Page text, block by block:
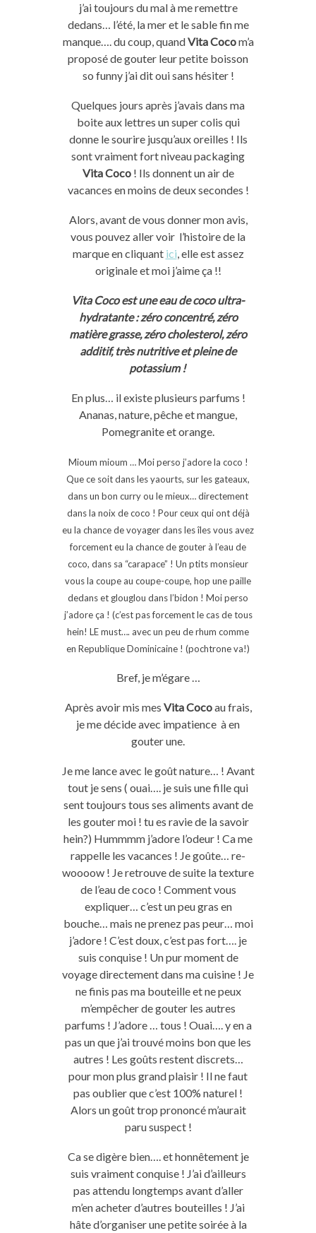
j’ai toujours du mal à me remettre
dedans… l’été, la mer et le sable fin me
manque…. du coup, quandVita Cocom’a
proposé de gouter leur petite boisson
so funny j’ai dit oui sans hésiter !
Quelques jours après j’avais dans ma
boite aux lettres un super colis qui
donne le sourire jusqu’aux oreilles ! Ils
sont vraiment fort niveau packaging
Vita Coco! Ils donnent un air de
vacances en moins de deux secondes !
Alors, avant de vous donner mon avis,
vous pouvez aller voir l’histoire de la
marque en cliquant ici, elle est assez
originale et moi j’aime ça !!
Vita Coco est une eau de coco ultra-
hydratante : zéro concentré, zéro
matière grasse, zéro cholesterol, zéro
additif, très nutritive et pleine de
potassium !
En plus… il existe plusieurs parfums !
Ananas, nature, pêche et mangue,
Pomegranite et orange.
Mioum mioum … Moi perso j’adore la coco !
Que ce soit dans les yaourts, sur les gateaux,
dans un bon curry ou le mieux… directement
dans la noix de coco ! Pour ceux qui ont déjà
eu la chance de voyager dans les îles vous avez
forcement eu la chance de gouter à l’eau de
coco, dans sa “carapace” ! Un ptits monsieur
vous la coupe au coupe-coupe, hop une paille
dedans et glouglou dans l’bidon ! Moi perso
j’adore ça ! (c’est pas forcement le cas de tous
hein! LE must…. avec un peu de rhum comme
en Republique Dominicaine ! (pochtrone va!)
Bref, je m’égare …
Après avoir mis mes Vita Cocoau frais,
je me décide avec impatience à en
gouter une.
Je me lance avec le goût nature… ! Avant
tout je sens ( ouai…. je suis une fille qui
sent toujours tous ses aliments avant de
les gouter moi ! tu es ravie de la savoir
hein?) Hummmm j’adore l’odeur ! Ca me
rappelle les vacances ! Je goûte… re-
woooow ! Je retrouve de suite la texture
de l’eau de coco ! Comment vous
expliquer… c’est un peu gras en
bouche… mais ne prenez pas peur… moi
j’adore ! C’est doux, c’est pas fort…. je
suis conquise ! Un pur moment de
voyage directement dans ma cuisine ! Je
ne finis pas ma bouteille et ne peux
m’empêcher de gouter les autres
parfums ! J’adore … tous ! Ouai…. y en a
pas un que j’ai trouvé moins bon que les
autres ! Les goûts restent discrets…
pour mon plus grand plaisir ! Il ne faut
pas oublier que c’est 100% naturel !
Alors un goût trop prononcé m’aurait
paru suspect !
Ca se digère bien…. et honnêtement je
suis vraiment conquise ! J’ai d’ailleurs
pas attendu longtemps avant d’aller
m’en acheter d’autres bouteilles ! J’ai
hâte d’organiser une petite soirée à la